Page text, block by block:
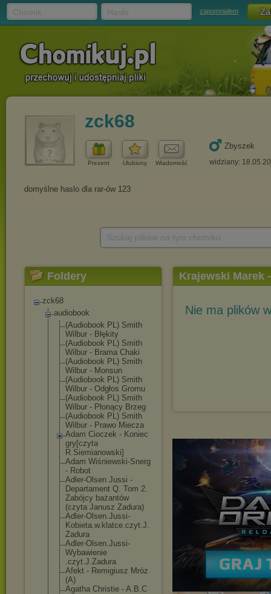
zapomniałem
zck68
Prezent Ulubiony Wiadomość
Zbyszek
widziany:
Foldery
zck68
audiobook
(Audiobook PL) Smith
Wilbur - Błękity
(Audiobook PL) Smith
Wilbur - Brama Chaki
(Audiobook PL) Smith
Wilbur - Monsun
(Audiobook PL) Smith
Wilbur - Odgłos Gromu
(Audiobook PL) Smith
Wilbur - Płonący Brzeg
(Audiobook PL) Smith
Wilbur - Prawo Miecza
Adam Cioczek - Koniec
gry[czyta
R.Siemianowski]
Adam Wiśniewski-Snerg
- Robot
Adler-Olsen Jussi -
Departament Q. Tom 2.
Zabójcy bażantów
(czyta Janusz Zadura)
Adler-Olsen.Jussi-
Kobieta.w. klatce.czyt.J.
Zadura
Adler-Olsen.Jussi-
Wybawienie
.czyt.J.Zadura
Afekt - Remigiusz Mróz
(A)
Agatha Christie - A.B.C
Krajewski Marek
Nie ma plików